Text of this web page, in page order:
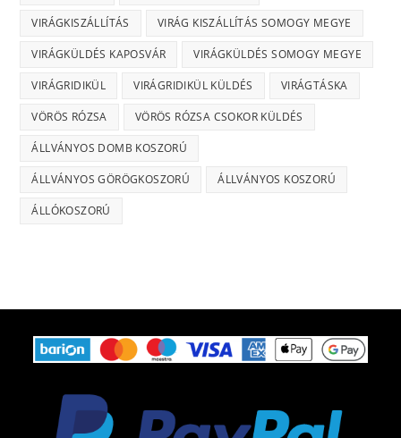
VIRÁGKISZÁLLÍTÁS VIRÁG KISZÁLLÍTÁS SOMOGY MEGYE
VIRÁGKÜLDÉS KAPOSVÁR VIRÁGKÜLDÉS SOMOGY MEGYE
VIRÁGRIDIKÜL VIRÁGRIDIKÜL KÜLDÉS VIRÁGTÁSKA
VÖRÖS RÓZSA VÖRÖS RÓZSA CSOKOR KÜLDÉS
ÁLLVÁNYOS DOMB KOSZORÚ
ÁLLVÁNYOS GÖRÖGKOSZORÚ ÁLLVÁNYOS KOSZORÚ
ÁLLÓKOSZORÚ